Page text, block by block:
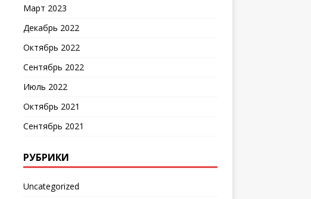
Март 2023
Декабрь 2022
Октябрь 2022
Сентябрь 2022
Июль 2022
Октябрь 2021
Сентябрь 2021
РУБРИКИ
Uncategorized